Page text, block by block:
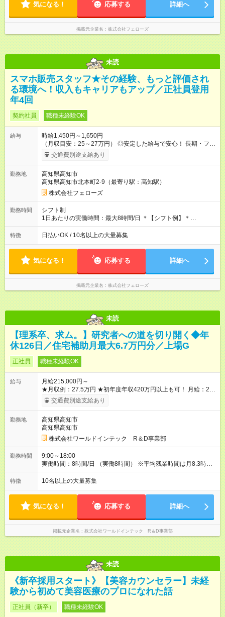
気になる！ 応募する 詳細へ
掲載元企業名 株式会社フェローズ
未読
スマホ販売スタッフ★その経験、もっと評価され
る環境へ！収入もキャリアもアップ／正社員登用
年4回
契約社員 職種未経験OK
給与
時給1,450円～1,650円
（月収目安：25～27万円） ◎安定した給与で安心！ 長期・フル
タイムで勤務いただける方にお越しいただきたいと思っていま
す。シフトが削られることはないので、安定した給与が入りま
たいという人もいると思います。このあたりは柔軟に対応する
ので、お気軽にご相談ください！ ※2ヶ月の試用期間がありま
す。その間の給与・待遇に変更はありません。 【試用期間】試
用期間あり 試用期間の長さ：2ヶ月 雇用形態、給与は本採用時
と同じです。
交通費別途支給あり
勤務地
高知県高知市
高知県高知市北本町2-9（最寄り駅：高知駅）
株式会社フェローズ
勤務時間
シフト制
1日あたりの実働時間：最大8時間/日 ＊【シフト例】＊
(1) 10:00～19:00 (2) 11:00～20:00 (3) 12:00～21:00 など ◎
いずれも実働8時間・休憩1時間です。中抜けシフトなどはあり
たい」などあれば相談に応じますのでおっしゃってください！
特徴 日払いOK / 10名以上の大量募集
気になる！ 応募する 詳細へ
掲載元企業名 株式会社フェローズ
未読
【理系卒、求ム。】研究者への道を切り開く◆年
休126日／住宅補助月最大6.7万円分／上場G
正社員 職種未経験OK
給与
月給215,000円～
★月収例：27.5万円 ★初年度年収420万円以上も可！ 月給：21
万5000円×12ヶ月 家賃補助：6.7万円×12ヶ月 ※1 賞与：4ヶ月
分 ※2 ――――――――――――――― 【合計】年424.4万円
費用全額負担も! ※1 規定あり ※2 賞与年2回支給（昨年度実績は
約3.8～4.5ヶ月分）。 ★あなたの頑張りを給与に反映！ 案件ご
とではなく、スキルの向上・資格取得・社内試験の結果、配属
先での評価などを給与に反映。研究者としての努力がしっかり
報われる体制です！ ◎残業代は別途全額支給いたします。 ◎年
齢、スキル、適性などを考慮のうえ決定します。 【試用期間】
時と同じです。
交通費別途支給あり
勤務地
高知県高知市
高知県高知市
株式会社ワールドインテック R＆D事業部
勤務時間
9:00～18:00
実働時間：8時間/日 （実働8時間） ※平均残業時間は月8.3時間
とほとんどナシ。ワークライフバランスも取りやすいです。
特徴 10名以上の大量募集
気になる！ 応募する 詳細へ
掲載元企業名 株式会社ワールドインテック R＆D事業部
未読
《新卒採用スタート》【美容カウンセラー】未経
験から初めて美容医療のプロになれた話
正社員（新卒） 職種未経験OK